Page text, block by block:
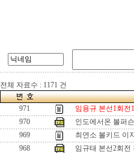
전체 자료수 : 1171 건
971
임용규 본선1회전
970
인도에서온 볼퍼
969
최연소 볼키드 이
968
임규태 본선2회전